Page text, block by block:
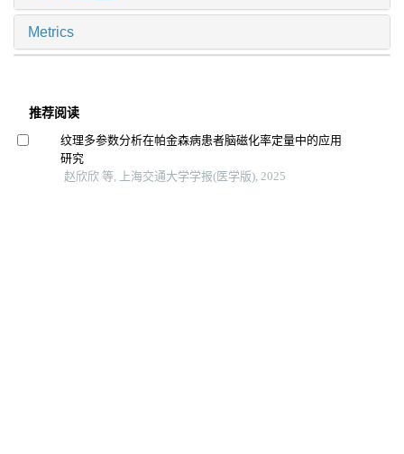
Metrics
推荐阅读
纹理多参数分析在帕金森病患者脑磁化率定量中的应用
研究
赵欣欣 等, 上海交通大学学报(医学版), 2025